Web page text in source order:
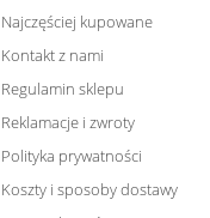
Najczęściej kupowane
Kontakt z nami
Regulamin sklepu
Reklamacje i zwroty
Polityka prywatności
Koszty i sposoby dostawy